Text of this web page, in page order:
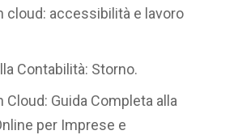
cloud: accessibilità e lavoro
Contabilità: Storno.
Cloud: Guida Completa alla
per Imprese e